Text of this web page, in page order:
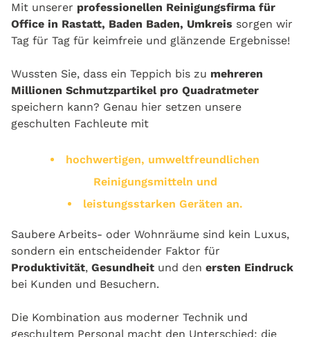
Mit unserer professionellen Reinigungsfirma für
Office in Rastatt, Baden Baden, Umkreis sorgen wir
Tag für Tag für keimfreie und glänzende Ergebnisse!
Wussten Sie, dass ein Teppich bis zu mehreren
Millionen Schmutzpartikel pro Quadratmeter
speichern kann? Genau hier setzen unsere
geschulten Fachleute mit
hochwertigen, umweltfreundlichen
Reinigungsmitteln und
leistungsstarken Geräten an.
Saubere Arbeits- oder Wohnräume sind kein Luxus,
sondern ein entscheidender Faktor für
Produktivität, Gesundheit und den ersten Eindruck
bei Kunden und Besuchern.
Die Kombination aus moderner Technik und
geschultem Personal macht den Unterschied: die